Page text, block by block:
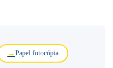
Papel fotocópia